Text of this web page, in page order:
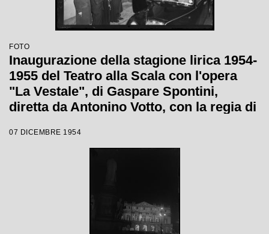
FOTO
Inaugurazione della stagione lirica 1954-
1955 del Teatro alla Scala con l'opera
"La Vestale", di Gaspare Spontini,
diretta da Antonino Votto, con la regia di
07 DICEMBRE 1954